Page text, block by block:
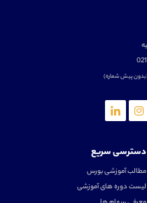
پیش شماره)
دسترسی سریع
مطالب آموزشی بورس
لیست دوره های آموزشی